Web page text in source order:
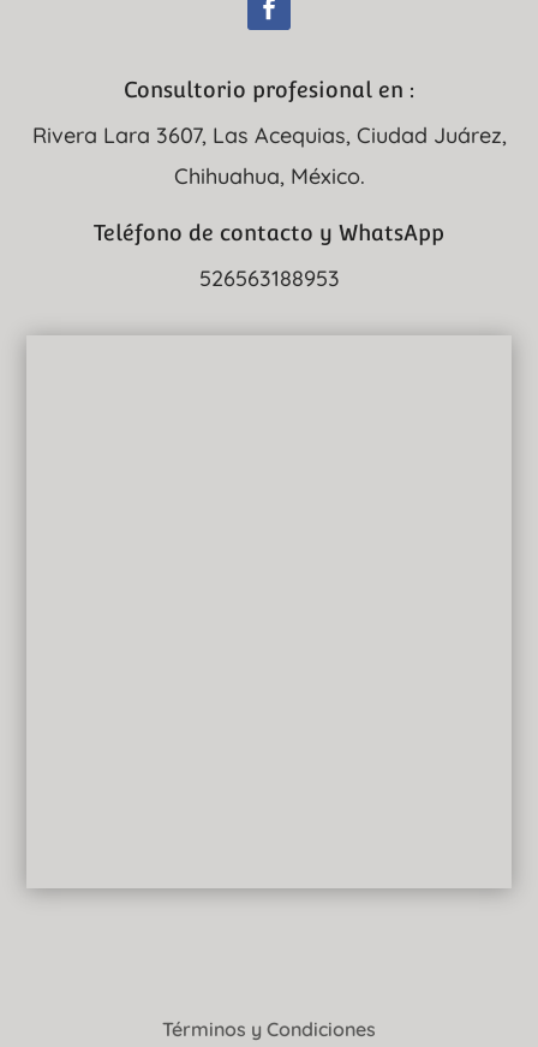
Consultorio profesional en :
Rivera Lara 3607, Las Acequias, Ciudad Juárez,
Chihuahua, México.
Teléfono de contacto y WhatsApp
526563188953
Términos y Condiciones